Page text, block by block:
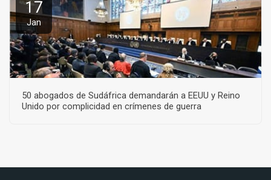
17
Jan
50 abogados de Sudáfrica demandarán a EEUU y Reino
Unido por complicidad en crímenes de guerra